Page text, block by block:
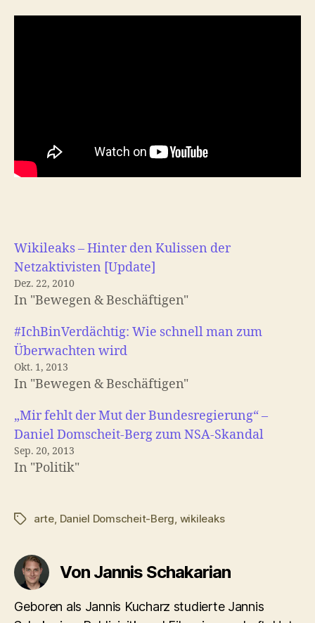
Wikileaks – Hinter den Kulissen der
Netzaktivisten [Update]
Dez. 22, 2010
In "Bewegen & Beschäftigen"
#IchBinVerdächtig: Wie schnell man zum
Überwachten wird
Okt. 1, 2013
In "Bewegen & Beschäftigen"
„Mir fehlt der Mut der Bundesregierung“ –
Daniel Domscheit-Berg zum NSA-Skandal
Sep. 20, 2013
In "Politik"
Schlagwörter
arte Daniel Domscheit-Berg wikileaks
Von Jannis Schakarian
Geboren als Jannis Kucharz studierte Jannis